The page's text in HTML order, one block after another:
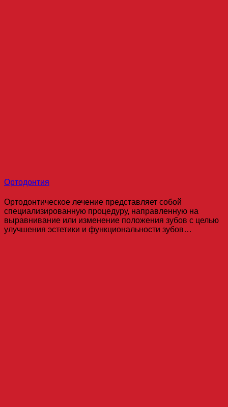
Ортодонтия
Ортодонтическое лечение представляет собой
специализированную процедуру, направленную на
выравнивание или изменение положения зубов с целью
улучшения эстетики и функциональности зубов…